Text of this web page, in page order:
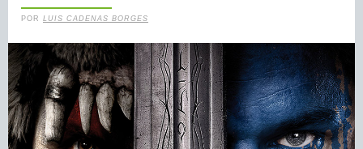
POR LUIS CADENAS BORGES